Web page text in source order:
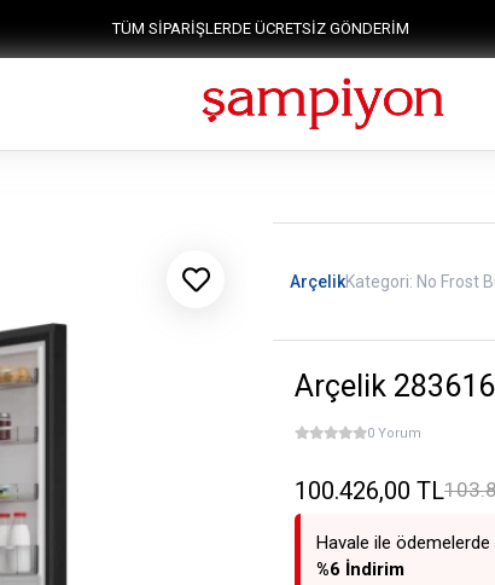
TÜM SİPARİŞLERDE ÜCRETSİZ GÖNDERİM
ArçelikKategori: No Frost
Arçelik 283616
0 Yorum
100.426,00 TL
Havale ile
%6 İndirim